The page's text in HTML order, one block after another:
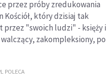
przez próby zredukowania
Kościół, który dzisiaj tak
przez "swoich ludzi" - księży i
zakompleksiony, po
POLECA